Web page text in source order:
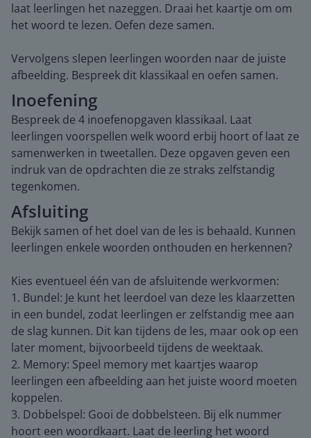
laat leerlingen het nazeggen. Draai het kaartje om om
het woord te lezen. Oefen deze samen.
Vervolgens slepen leerlingen woorden naar de juiste
afbeelding. Bespreek dit klassikaal en oefen samen.
Inoefening
Bespreek de 4 inoefenopgaven klassikaal. Laat
leerlingen voorspellen welk woord erbij hoort of laat ze
samenwerken in tweetallen. Deze opgaven geven een
indruk van de opdrachten die ze straks zelfstandig
tegenkomen.
Afsluiting
Bekijk samen of het doel van de les is behaald. Kunnen
leerlingen enkele woorden onthouden en herkennen?
Kies eventueel één van de afsluitende werkvormen:
1. Bundel: Je kunt het leerdoel van deze les klaarzetten
in een bundel, zodat leerlingen er zelfstandig mee aan
de slag kunnen. Dit kan tijdens de les, maar ook op een
later moment, bijvoorbeeld tijdens de weektaak.
2. Memory: Speel memory met kaartjes waarop
leerlingen een afbeelding aan het juiste woord moeten
koppelen.
3. Dobbelspel: Gooi de dobbelsteen. Bij elk nummer
hoort een woordkaart. Laat de leerling het woord